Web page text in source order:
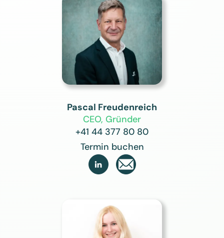
Pascal Freudenreich
CEO, Gründer
+41 44 377 80 80
Termin buchen
